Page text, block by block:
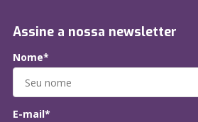
Assine a nossa newsletter
Nome*
E-mail*